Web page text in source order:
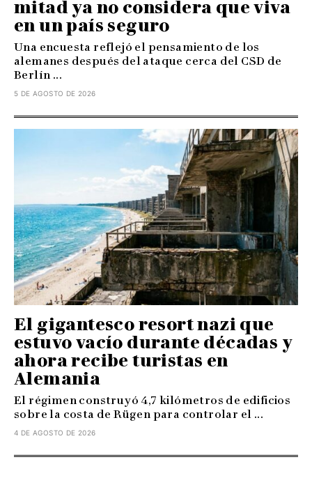
mitad ya no considera que viva
en un país seguro
Una encuesta reflejó el pensamiento de los
alemanes después del ataque cerca del CSD de
Berlín ...
5 DE AGOSTO DE 2026
El gigantesco resort nazi que
estuvo vacío durante décadas y
ahora recibe turistas en
Alemania
El régimen construyó 4,7 kilómetros de edificios
sobre la costa de Rügen para controlar el ...
4 DE AGOSTO DE 2026